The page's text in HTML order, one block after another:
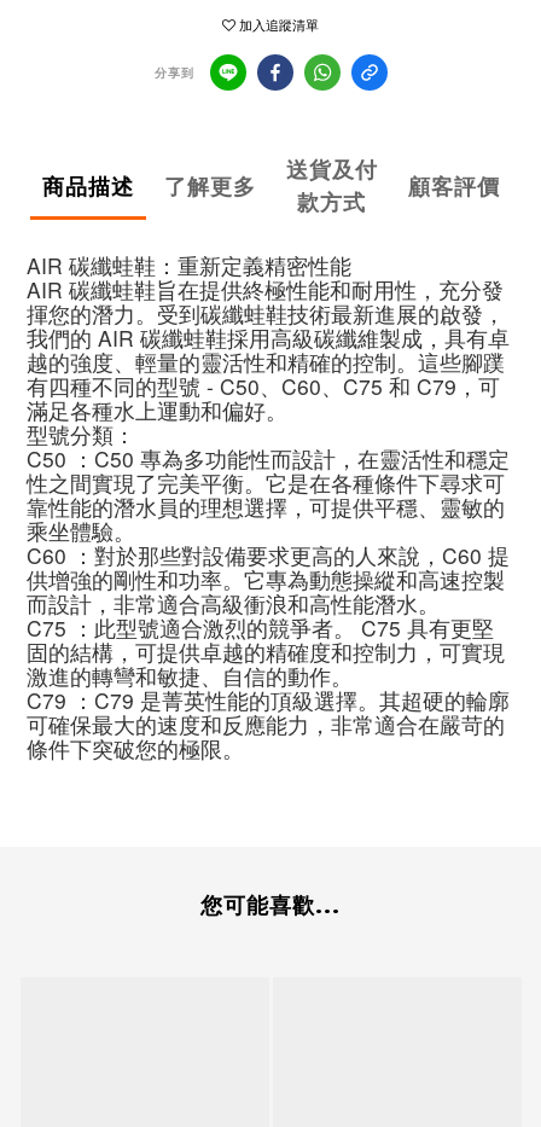
加入追蹤清單
分享到
商品描述 了解更多
送貨及付
款方式
顧客評價
AIR 碳纖蛙鞋：重新定義精密性能
AIR 碳纖蛙鞋旨在提供終極性能和耐用性，充分發
揮您的潛力。受到碳纖蛙鞋技術最新進展的啟發，
我們的 AIR 碳纖蛙鞋採用高級碳纖維製成，具有卓
越的強度、輕量的靈活性和精確的控制。這些腳蹼
有四種不同的型號 - C50、C60、C75 和 C79，可
滿足各種水上運動和偏好。
型號分類：
C50 ：C50 專為多功能性而設計，在靈活性和穩定
性之間實現了完美平衡。它是在各種條件下尋求可
靠性能的潛水員的理想選擇，可提供平穩、靈敏的
乘坐體驗。
C60 ：對於那些對設備要求更高的人來說，C60 提
供增強的剛性和功率。它專為動態操縱和高速控製
而設計，非常適合高級衝浪和高性能潛水。
C75 ：此型號適合激烈的競爭者。 C75 具有更堅
固的結構，可提供卓越的精確度和控制力，可實現
激進的轉彎和敏捷、自信的動作。
C79 ：C79 是菁英性能的頂級選擇。其超硬的輪廓
可確保最大的速度和反應能力，非常適合在嚴苛的
條件下突破您的極限。
您可能喜歡...